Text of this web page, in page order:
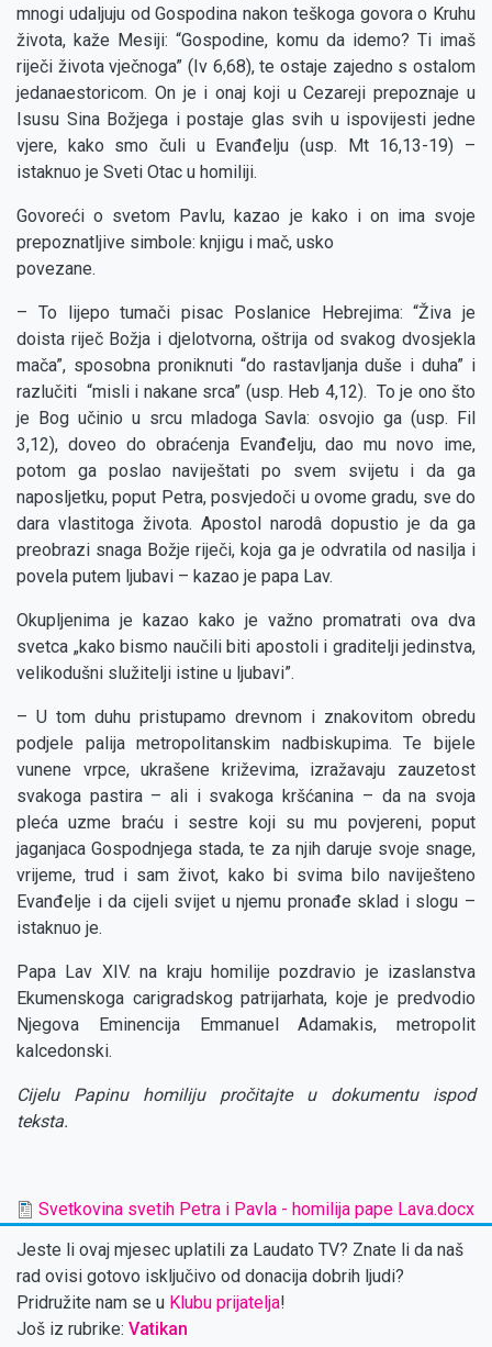
mnogi udaljuju od Gospodina nakon teškoga govora o Kruhu
života, kaže Mesiji: “Gospodine, komu da idemo? Ti imaš
riječi života vječnoga” (Iv 6,68), te ostaje zajedno s ostalom
jedanaestoricom. On je i onaj koji u Cezareji prepoznaje u
Isusu Sina Božjega i postaje glas svih u ispovijesti jedne
vjere, kako smo čuli u Evanđelju (usp. Mt 16,13-19) –
istaknuo je Sveti Otac u homiliji.
Govoreći o svetom Pavlu, kazao je kako i on ima svoje
prepoznatljive simbole: knjigu i mač, usko
povezane.
– To lijepo tumači pisac Poslanice Hebrejima: “Živa je
doista riječ Božja i djelotvorna, oštrija od svakog dvosjekla
mača”, sposobna proniknuti “do rastavljanja duše i duha” i
razlučiti “misli i nakane srca” (usp. Heb 4,12). To je ono što
je Bog učinio u srcu mladoga Savla: osvojio ga (usp. Fil
3,12), doveo do obraćenja Evanđelju, dao mu novo ime,
potom ga poslao naviještati po svem svijetu i da ga
naposljetku, poput Petra, posvjedoči u ovome gradu, sve do
dara vlastitoga života. Apostol narodâ dopustio je da ga
preobrazi snaga Božje riječi, koja ga je odvratila od nasilja i
povela putem ljubavi – kazao je papa Lav.
Okupljenima je kazao kako je važno promatrati ova dva
svetca „kako bismo naučili biti apostoli i graditelji jedinstva,
velikodušni služitelji istine u ljubavi”.
– U tom duhu pristupamo drevnom i znakovitom obredu
podjele palija metropolitanskim nadbiskupima. Te bijele
vunene vrpce, ukrašene križevima, izražavaju zauzetost
svakoga pastira – ali i svakoga kršćanina – da na svoja
pleća uzme braću i sestre koji su mu povjereni, poput
jaganjaca Gospodnjega stada, te za njih daruje svoje snage,
vrijeme, trud i sam život, kako bi svima bilo naviješteno
Evanđelje i da cijeli svijet u njemu pronađe sklad i slogu –
istaknuo je.
Papa Lav XIV. na kraju homilije pozdravio je izaslanstva
Ekumenskoga carigradskog patrijarhata, koje je predvodio
Njegova Eminencija Emmanuel Adamakis, metropolit
kalcedonski.
Cijelu Papinu homiliju pročitajte u dokumentu ispod
teksta.
Svetkovina svetih Petra i Pavla - homilija pape Lava.docx
Jeste li ovaj mjesec uplatili za Laudato TV? Znate li da naš
rad ovisi gotovo isključivo od donacija dobrih ljudi?
Pridružite nam se u Klubu prijatelja!
Još iz rubrike: Vatikan